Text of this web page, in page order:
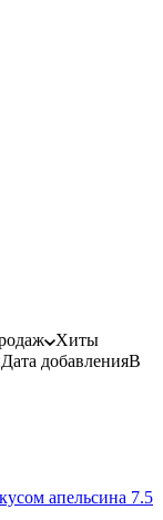
Хиты
Дата добавленияВ